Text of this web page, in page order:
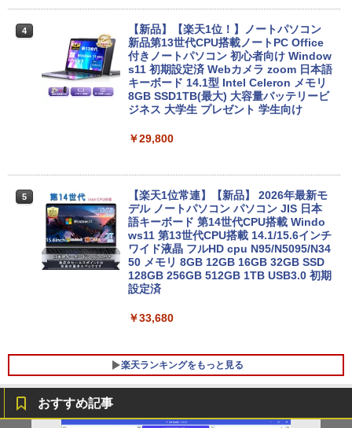
4
【新品】【楽天1位！】ノートパソコン
新品第13世代CPU搭載ノートPC Office
付きノートパソコン 初心者向け Window
s11 初期設定済 Webカメラ zoom 日本語
キーボード 14.1型 Intel Celeron メモリ
8GB SSD1TB(最大) 大容量バッテリービ
ジネス 大学生 プレゼント 学生向け
￥29,800
5
【楽天1位常連】【新品】 2026年最新モ
デル ノートパソコン パソコン JIS 日本
語キーボード 第14世代CPU搭載 Windo
ws11 第13世代CPU搭載 14.1/15.6インチ
ワイド液晶 フルHD cpu N95/N5095/N34
50 メモリ 8GB 12GB 16GB 32GB SSD
128GB 256GB 512GB 1TB USB3.0 初期
設定済
￥33,680
楽天ランキングをもっと見る
おすすめ記事